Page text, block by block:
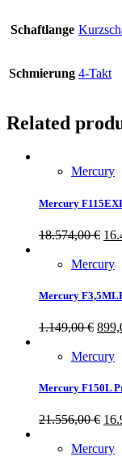
Schaftlange
Schmierung 4-Takt
Related
Mercury
Mercury
18.574,00€
Mercury
Mercury
1.149,00€
Mercury
Mercury F150L
21.556,00€
Mercury